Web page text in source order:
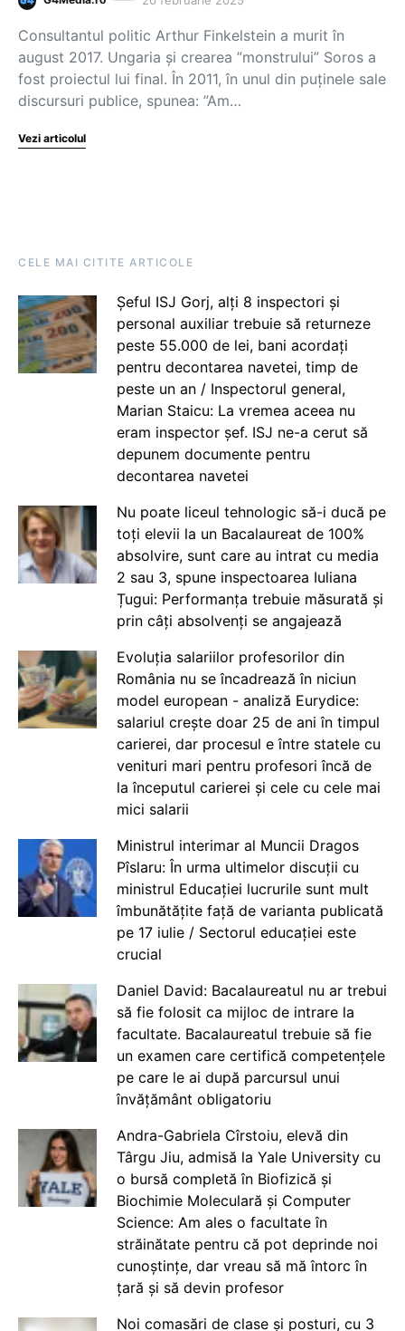
Consultantul politic Arthur Finkelstein a murit în
august 2017. Ungaria și crearea ”monstrului” Soros a
fost proiectul lui final. În 2011, în unul din puținele sale
discursuri publice, spunea: ”Am…
Vezi articolul
CELE MAI CITITE ARTICOLE
Șeful ISJ Gorj, alți 8 inspectori și
personal auxiliar trebuie să returneze
peste 55.000 de lei, bani acordați
pentru decontarea navetei, timp de
peste un an / Inspectorul general,
Marian Staicu: La vremea aceea nu
eram inspector șef. ISJ ne-a cerut să
depunem documente pentru
decontarea navetei
Nu poate liceul tehnologic să-i ducă pe
toți elevii la un Bacalaureat de 100%
absolvire, sunt care au intrat cu media
2 sau 3, spune inspectoarea Iuliana
Țugui: Performanța trebuie măsurată și
prin câți absolvenți se angajează
Evoluția salariilor profesorilor din
România nu se încadrează în niciun
model european - analiză Eurydice:
salariul crește doar 25 de ani în timpul
carierei, dar procesul e între statele cu
venituri mari pentru profesori încă de
la începutul carierei și cele cu cele mai
mici salarii
Ministrul interimar al Muncii Dragos
Pîslaru: În urma ultimelor discuții cu
ministrul Educației lucrurile sunt mult
îmbunătățite față de varianta publicată
pe 17 iulie / Sectorul educației este
crucial
Daniel David: Bacalaureatul nu ar trebui
să fie folosit ca mijloc de intrare la
facultate. Bacalaureatul trebuie să fie
un examen care certifică competențele
pe care le ai după parcursul unui
învățământ obligatoriu
Andra-Gabriela Cîrstoiu, elevă din
Târgu Jiu, admisă la Yale University cu
o bursă completă în Biofizică și
Biochimie Moleculară și Computer
Science: Am ales o facultate în
străinătate pentru că pot deprinde noi
cunoștințe, dar vreau să mă întorc în
țară și să devin profesor
Noi comasări de clase și posturi, cu 3